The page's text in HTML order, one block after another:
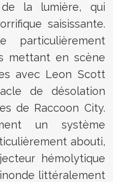
la lumière, qui
saisissante.
particulièrement
mettant en scène
avec Leon Scott
de désolation
de Raccoon City.
un système
abouti,
hémolytique
littéralement